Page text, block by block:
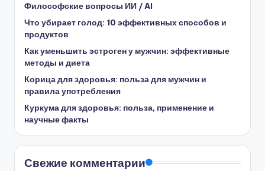
Философские вопросы ИИ / AI
Что убирает голод: 10 эффективных способов и
продуктов
Как уменьшить эстроген у мужчин: эффективные
методы и диета
Корица для здоровья: польза для мужчин и
правила употребления
Куркума для здоровья: польза, применение и
научные факты
Свежие комментарии